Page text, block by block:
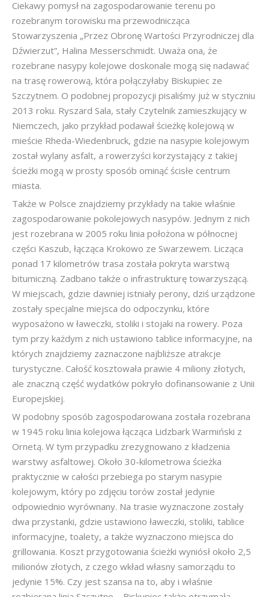
Ciekawy pomysł na zagospodarowanie terenu po
rozebranym torowisku ma przewodnicząca
Stowarzyszenia „Przez Obronę Wartości Przyrodniczej dla
Dźwierzut”, Halina Messerschmidt. Uważa ona, że
rozebrane nasypy kolejowe doskonale mogą się nadawać
na trasę rowerową, która połączyłaby Biskupiec ze
Szczytnem. O podobnej propozycji pisaliśmy już w styczniu
2013 roku. Ryszard Sala, stały Czytelnik zamieszkujący w
Niemczech, jako przykład podawał ścieżkę kolejową w
mieście Rheda-Wiedenbruck, gdzie na nasypie kolejowym
został wylany asfalt, a rowerzyści korzystający z takiej
ścieżki mogą w prosty sposób ominąć ścisłe centrum
miasta.
Także w Polsce znajdziemy przykłady na takie właśnie
zagospodarowanie pokolejowych nasypów. Jednym z nich
jest rozebrana w 2005 roku linia położona w północnej
części Kaszub, łącząca Krokowo ze Swarzewem. Licząca
ponad 17 kilometrów trasa została pokryta warstwą
bitumiczną. Zadbano także o infrastrukturę towarzyszącą.
W miejscach, gdzie dawniej istniały perony, dziś urządzone
zostały specjalne miejsca do odpoczynku, które
wyposażono w ławeczki, stoliki i stojaki na rowery. Poza
tym przy każdym z nich ustawiono tablice informacyjne, na
których znajdziemy zaznaczone najbliższe atrakcje
turystyczne. Całość kosztowała prawie 4 miliony złotych,
ale znaczną część wydatków pokryło dofinansowanie z Unii
Europejskiej.
W podobny sposób zagospodarowana została rozebrana
w 1945 roku linia kolejowa łącząca Lidzbark Warmiński z
Ornetą. W tym przypadku zrezygnowano z kładzenia
warstwy asfaltowej. Około 30-kilometrowa ścieżka
praktycznie w całości przebiega po starym nasypie
kolejowym, który po zdjęciu torów został jedynie
odpowiednio wyrównany. Na trasie wyznaczone zostały
dwa przystanki, gdzie ustawiono ławeczki, stoliki, tablice
informacyjne, toalety, a także wyznaczono miejsca do
grillowania. Koszt przygotowania ścieżki wyniósł około 2,5
milionów złotych, z czego wkład własny samorządu to
jedynie 15%. Czy jest szansa na to, aby i właśnie